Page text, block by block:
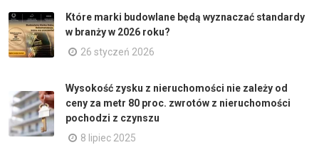
Które marki budowlane będą wyznaczać standardy
w branży w 2026 roku?
26 styczeń 2026
Wysokość zysku z nieruchomości nie zależy od
ceny za metr 80 proc. zwrotów z nieruchomości
pochodzi z czynszu
8 lipiec 2025